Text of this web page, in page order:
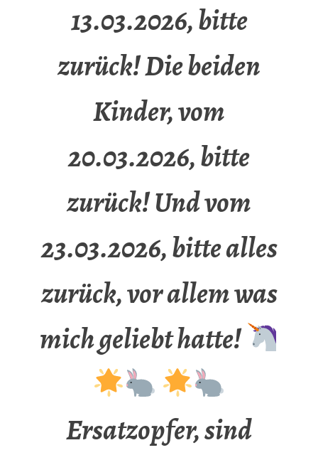
13.03.2026, bitte
zurück! Die beiden
Kinder, vom
20.03.2026, bitte
zurück! Und vom
23.03.2026, bitte alles
zurück, vor allem was
mich geliebt hatte!
Ersatzopfer, sind